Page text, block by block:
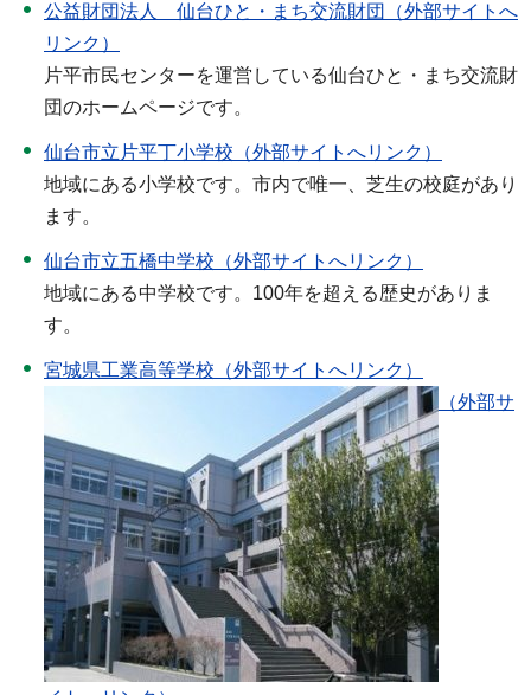
公益財団法人 仙台ひと・まち交流財団（外部サイトへ
リンク）
片平市民センターを運営している仙台ひと・まち交流財
団のホームページです。
仙台市立片平丁小学校（外部サイトへリンク）
地域にある小学校です。市内で唯一、芝生の校庭があり
ます。
仙台市立五橋中学校（外部サイトへリンク）
地域にある中学校です。100年を超える歴史がありま
す。
宮城県工業高等学校（外部サイトへリンク）
（外部サ